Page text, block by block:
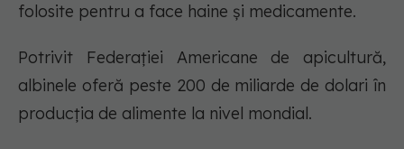
folosite pentru a face haine și medicamente.
Potrivit Federației Americane de apicultură,
albinele oferă peste 200 de miliarde de dolari în
producția de alimente la nivel mondial.